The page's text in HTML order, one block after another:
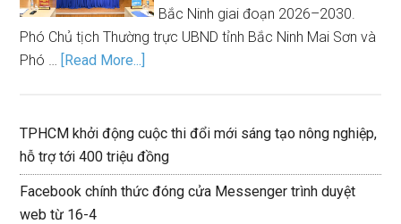
Bắc Ninh giai đoạn 2026–2030.
Phó Chủ tịch Thường trực UBND tỉnh Bắc Ninh Mai Sơn và
Phó … [Read More...]
TPHCM khởi động cuộc thi đổi mới sáng tạo nông nghiệp,
hỗ trợ tới 400 triệu đồng
Facebook chính thức đóng cửa Messenger trình duyệt
web từ 16-4